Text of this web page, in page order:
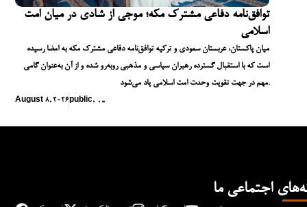
توافق‌نامه دفاعی مشترک مکه؛ موجی از شادی در میان امت
اسلامی
میان پاکستان، عربستان سعودی و ترکیه توافق‌نامه دفاعی مشترک مکه به امضا رسیده
است که با استقبال گسترده رهبران سیاسی و مذهبی روبه‌رو شده و از آن به‌عنوان گامی
مهم در جهت تقویت وحدت امت اسلامی یاد می‌شود.
August 8, 2026 public, ,,,
اجتماعی ما